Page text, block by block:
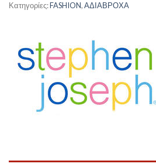
Κατηγορίες:FASHION,ΑΔΙΑΒΡΟΧΑ